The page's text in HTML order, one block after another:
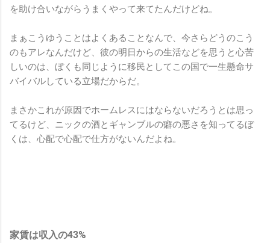
を助け合いながらうまくやって来てたんだけどね。
まぁこうゆうことはよくあることなんで、今さらどうのこう
のもアレなんだけど、彼の明日からの生活などを思うと心苦
しいのは、ぼくも同じように移民としてこの国で一生懸命サ
バイバルしている立場だからだ。
まさかこれが原因でホームレスにはならないだろうとは思っ
てるけど、ニックの酒とギャンブルの癖の悪さを知ってるぼ
くは、心配で心配で仕方がないんだよね。
家賃は収入の43%